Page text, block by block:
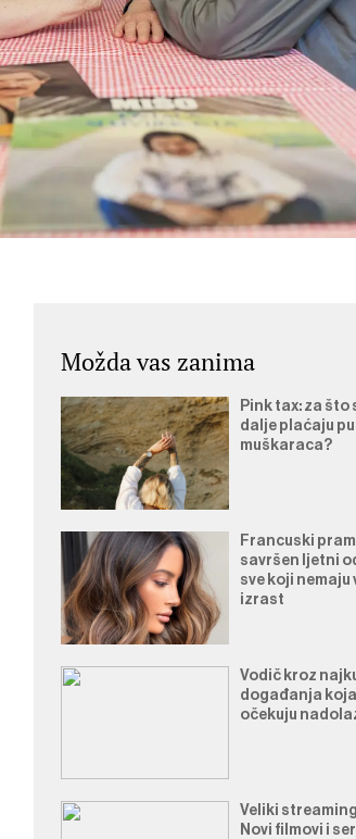
Možda vas zanima
Pink tax: za što
dalje plaćaju
muškaraca?
Francuski
savršen ljetni
sve koji nemaju
izrast
Vodič kroz
događanja
očekuju
Veliki streaming
Novi filmovi i